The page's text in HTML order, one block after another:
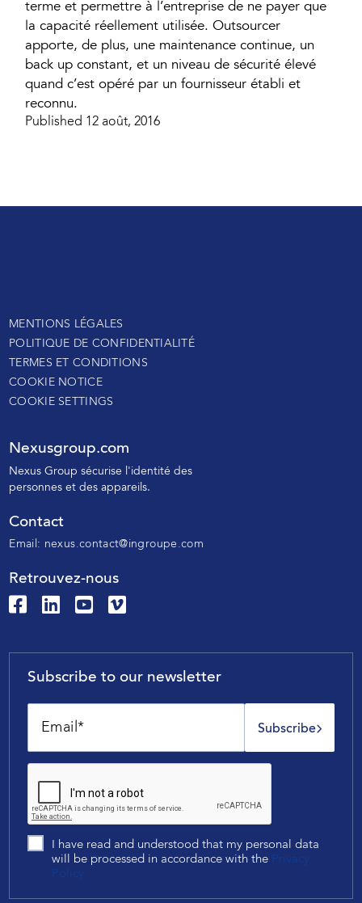
terme et permettre à l’entreprise de ne payer que
la capacité réellement utilisée. Outsourcer
apporte, de plus, une maintenance continue, un
back up constant, et un niveau de sécurité élevé
quand c’est opéré par un fournisseur établi et
reconnu.
Published 12 août, 2016
MENTIONS LÉGALES
POLITIQUE DE CONFIDENTIALITÉ
TERMES ET CONDITIONS
COOKIE NOTICE
COOKIE SETTINGS
Nexusgroup.com
Nexus Group sécurise l'identité des
personneset des appareils.
Contact
Email: nexus.contact@ingroupe.com
Retrouvez-nous
Subscribe to our newsletter
I have read and understood that my personal data
will be processed in accordance with the Privacy
Policy
Subscribe